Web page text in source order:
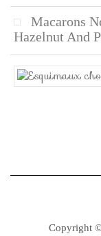
Macarons
Hazelnut And
Copyright